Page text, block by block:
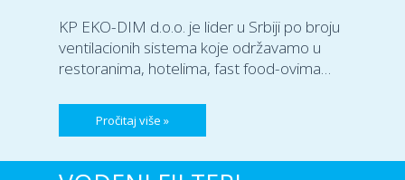
KP EKO-DIM d.o.o. je lider u Srbiji po broju
ventilacionih sistema koje održavamo u
restoranima, hotelima, fast food-ovima…
Pročitaj više »